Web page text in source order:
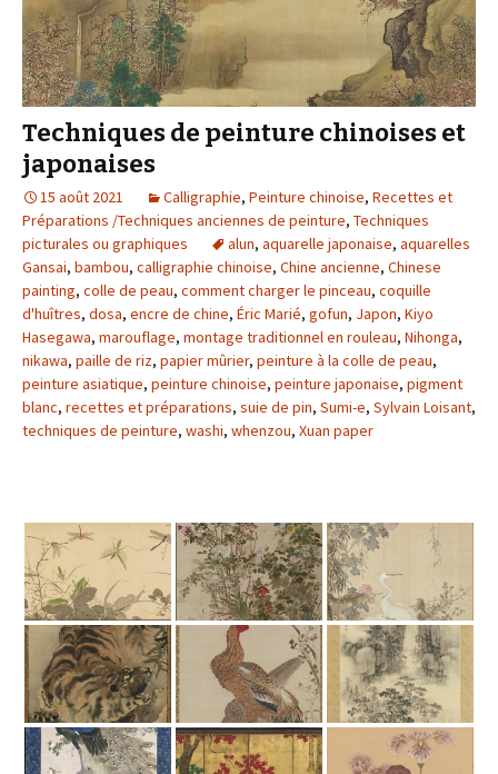
Techniques de peinture chinoises et
japonaises
15 août 2021 Calligraphie, Peinture chinoise, Recettes et
Préparations /Techniques anciennes de peinture, Techniques
picturales ou graphiques
alun, aquarelle japonaise, aquarelles
Gansai, bambou, calligraphie chinoise, Chine ancienne, Chinese
painting, colle de peau, comment charger le pinceau, coquille
d'huîtres, dosa, encre de chine, Éric Marié, gofun, Japon, Kiyo
Hasegawa, marouflage, montage traditionnel en rouleau, Nihonga,
nikawa, paille de riz, papier mûrier, peinture à la colle de peau,
peinture asiatique, peinture chinoise, peinture japonaise, pigment
blanc, recettes et préparations, suie de pin, Sumi-e, Sylvain Loisant,
techniques de peinture, washi, whenzou, Xuan paper